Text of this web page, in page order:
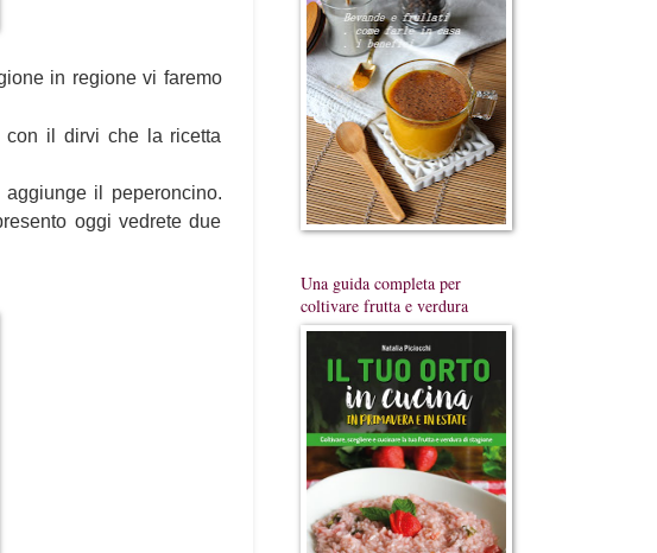
in regione vi faremo
con il dirvi che la ricetta
il peperoncino.
oggi vedrete due
Una guida completa per
coltivare frutta e verdura